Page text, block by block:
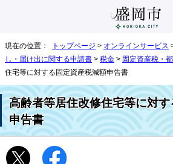
現在の位置： トップページ > オンラインサービス
し・届け出に関する申請書 > 税金 > 固定資産税・
住宅等に対する固定資産税減額申告書
高齢者等居住改修住宅等に対
申告書